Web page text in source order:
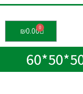
₪0.00